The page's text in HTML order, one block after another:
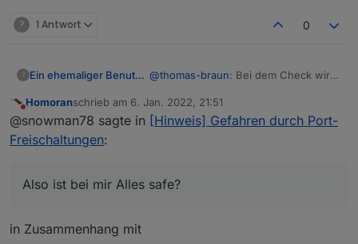
? 1 Antwort 0
? Ein ehemaliger Benutzer @thomas-braun: Bei dem Check wird
Nicht stören
Homoranschrieb am 6. Jan. 2022, 21:51
zuletzt editiert von
@snowman78 sagte in [Hinweis] Gefahren durch Port-
Freischaltungen:
Also ist bei mir Alles safe?
in Zusammenhang mit